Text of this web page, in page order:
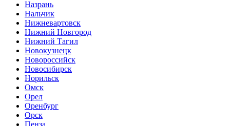
Назрань
Нальчик
Нижневартовск
Нижний Новгород
Нижний Тагил
Новокузнецк
Новороссийск
Новосибирск
Норильск
Омск
Орел
Оренбург
Орск
Пенза